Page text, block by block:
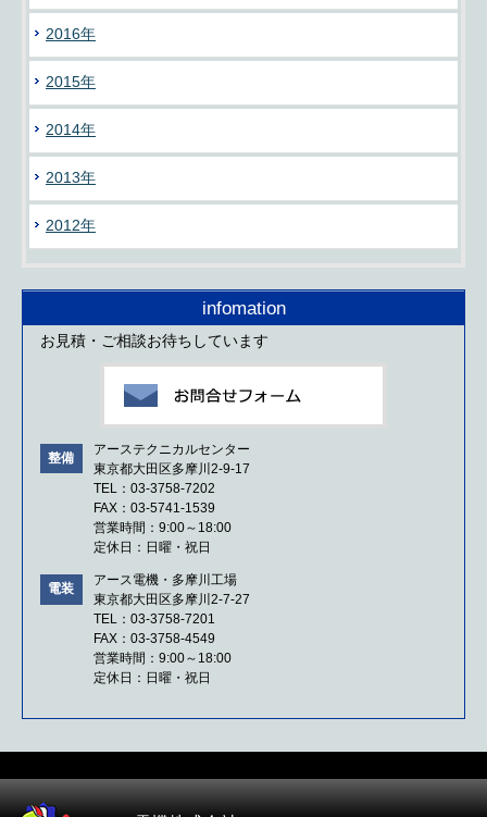
2016年
2015年
2014年
2013年
2012年
infomation
お見積・ご相談お待ちしています
整備
アーステクニカルセンター
東京都大田区多摩川2-9-17
TEL：03-3758-7202
FAX：03-5741-1539
営業時間：9:00～18:00
定休日：日曜・祝日
電装
アース電機・多摩川工場
東京都大田区多摩川2-7-27
TEL：03-3758-7201
FAX：03-3758-4549
営業時間：9:00～18:00
定休日：日曜・祝日